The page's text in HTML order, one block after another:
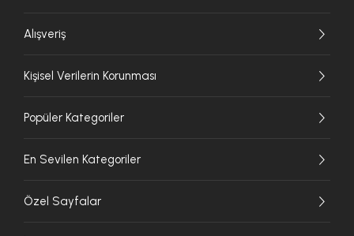
Alışveriş
Kişisel Verilerin Korunması
Popüler Kategoriler
En Sevilen Kategoriler
Özel Sayfalar